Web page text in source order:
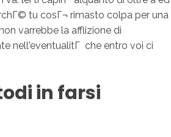
tu cosГ¬ rimasto colpa per una
varrebbe la afflizione di
nell'eventualitГ che entro voi ci
in farsi